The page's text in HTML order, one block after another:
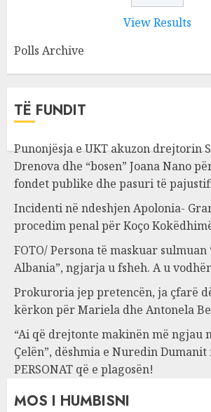
View Results
Polls Archive
TË FUNDIT
Punonjësja e UKT akuzon drejtorin
Drenova dhe “bosen” Joana Nano
fondet publike dhe pasuri të
Incidenti në ndeshjen Apolonia-
procedim penal për Koço
FOTO/ Persona të maskuar sulmuan
Albania”, ngjarja u fsheh. A u
Prokuroria jep pretencën, ja çfarë
kërkon për Mariela dhe Antonela
“Ai që drejtonte makinën më ngjau
Çelën”, dëshmia e Nuredin
PERSONAT që e plagosën!
MOS I HUMBISNI